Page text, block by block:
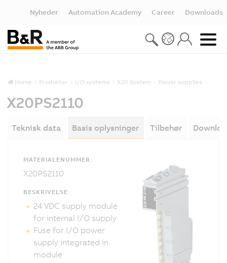
Nyheder Automation Academy Career Downloads
Home Produkter I/O systems X20 System Power supplies
X20PS2110
Teknisk data Basis oplysninger Tilbehør
MATERIALENUMMER:
X20PS2110
BESKRIVELSE:
24 VDC supply module
for internal I/O supply
Fuse for I/O power
supply integrated in
module